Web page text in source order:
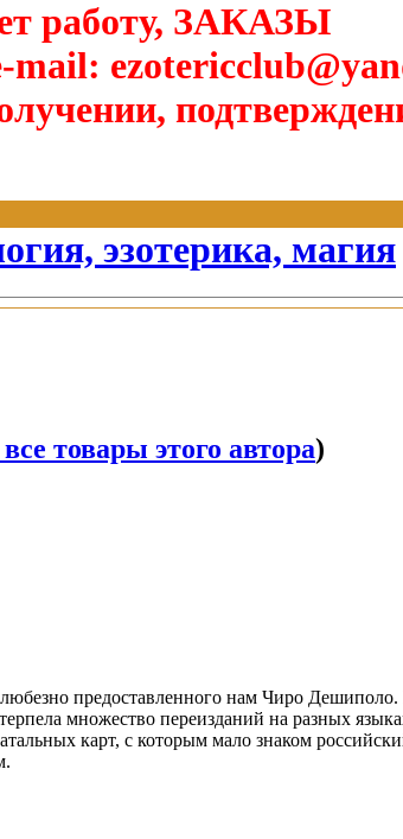
работу, ЗАКАЗЫ
эзотерика, магия
товары этого автора)
предоставленного нам Чиро
множество переизданий на разных
карт, с которым мало знаком